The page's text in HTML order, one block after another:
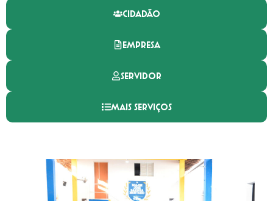
CIDADÃO
EMPRESA
SERVIDOR
MAIS SERVIÇOS